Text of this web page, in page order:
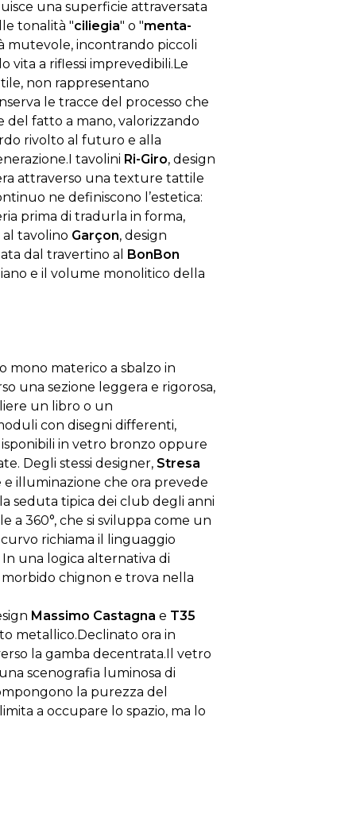
una superficie attraversata
tonalità "ciliegia" o "menta-
mutevole, incontrando piccoli
vita a riflessi imprevedibili.Le
non rappresentano
le tracce del processo che
del fatto a mano, valorizzando
rivolto al futuro e alla
I tavolini Ri-Giro, design
attraverso una texture tattile
ne definiscono l’estetica:
prima di tradurla in forma,
tavolino Garçon, design
dal travertino al BonBon
e il volume monolitico della
mono materico a sbalzo in
una sezione leggera e rigorosa,
un libro o un
con disegni differenti,
in vetro bronzo oppure
Degli stessi designer, Stresa
e illuminazione che ora prevede
seduta tipica dei club degli anni
a 360°, che si sviluppa come un
richiama il linguaggio
una logica alternativa di
chignon e trova nella
Massimo Castagna e T35
metallico.Declinato ora in
la gamba decentrata.Il vetro
scenografia luminosa di
la purezza del
a occupare lo spazio, ma lo